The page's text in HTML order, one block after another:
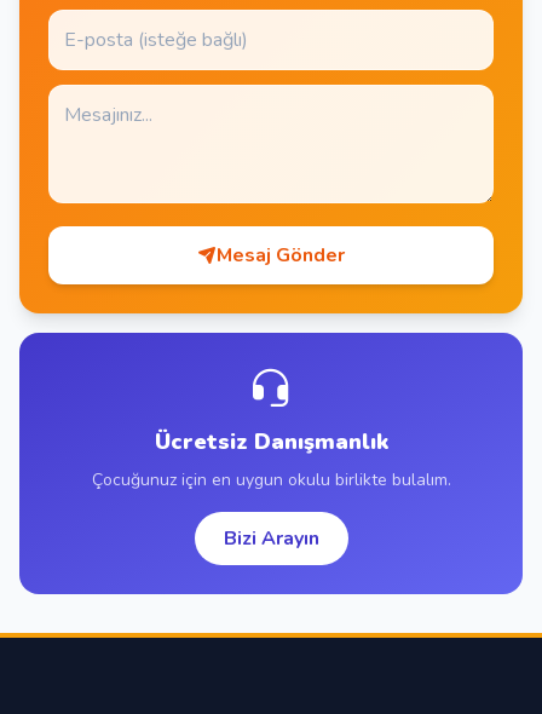
Mesaj Gönder
Ücretsiz Danışmanlık
Çocuğunuz için en uygun okulu birlikte bulalım.
Bizi Arayın